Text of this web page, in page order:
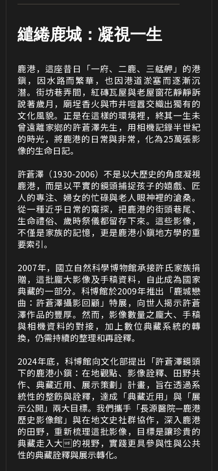
繾綣鹿城：凝視一生
鹿港，這座昔日「一府、二鹿、三艋舺」的港
鎭，因水路而繁華，也因港道淤塞而逐漸沉
潛。街坊巷弄間，紅磚瓦屋與老屋窗花靜靜訴
說著歲月，廟埕香火與市井喧囂交織出獨有的
文化風貌。正是在這樣的環境裡，終其一生未
曾遠離家鄉的許蒼澤先生，用相機記錄半世紀
的時光，將鹿港的日常與非常，化為25萬張影
像的生命日記。
許蒼澤（1930-2006）不是以大歷史的角度凝視
鹿港，而是以平實的鏡頭捕捉孩子的嬉戲、匠
人的專注、婦女的忙碌與老人眼神裡的滄桑。
從一種近乎日常的窺探，把鹿港的街頭巷尾、
生命禮俗、歲時祭儀都留存下來。這些影像，
不僅是家族的記憶，更是鹿港小鎭地方學的重
要索引。
2007年，國立自然科學博物館承接許氏家族捐
贈，這批龐大影像及手稿資料，自此成為國家
典藏的一部分。科博館於2009年推出「鹿城戀
曲：許蒼澤攝影回顧」特展，向世人揭示許蒼
澤作品的豐厚。然而，影像數量之龐大、手稿
與相機資料的對接，加上數位典藏系統的轉
換，仍需持續的整理和再詮釋。
2024年底，科博館向文化部提出「許蒼澤鏡頭
下的鹿港小鎭：在地觀點、影像詮釋、田野共
作、典藏近用、展示策劃」計畫，旨在透過系
統性的整飭與詮釋，達成「典藏近用」與「展
示公開」兩大目標。我們攜手「長源醫院—鹿港
歷史影像館」與在地文史社群協作，深入鹿港
的田野，重新梳理這批影像，目標是讓珍貴的
典藏走入大的視野，實踐更具參與性與公共
性的典藏詮釋與展示轉化。